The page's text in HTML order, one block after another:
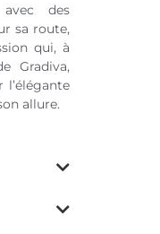
des
sa route,
qui, à
Gradiva,
l’élégante
allure.